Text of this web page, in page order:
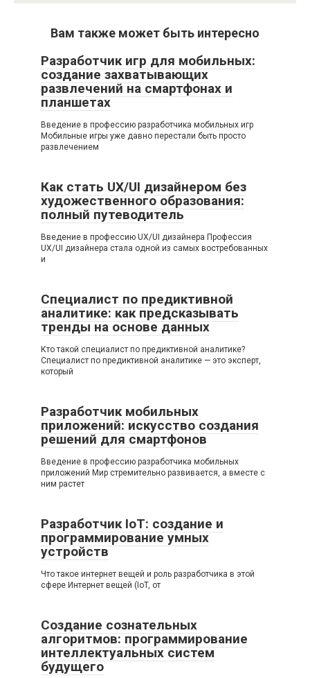
Вам также может быть интересно
Разработчик игр для мобильных:
создание захватывающих
развлечений на смартфонах и
планшетах
Введение в профессию разработчика мобильных игр
Мобильные игры уже давно перестали быть просто
развлечением
Как стать UX/UI дизайнером без
художественного образования:
полный путеводитель
Введение в профессию UX/UI дизайнера Профессия
UX/UI дизайнера стала одной из самых востребованных
и
Специалист по предиктивной
аналитике: как предсказывать
тренды на основе данных
Кто такой специалист по предиктивной аналитике?
Специалист по предиктивной аналитике — это эксперт,
который
Разработчик мобильных
приложений: искусство создания
решений для смартфонов
Введение в профессию разработчика мобильных
приложений Мир стремительно развивается, а вместе с
ним растет
Разработчик IoT: создание и
программирование умных
устройств
Что такое интернет вещей и роль разработчика в этой
сфере Интернет вещей (IoT, от
Создание сознательных
алгоритмов: программирование
интеллектуальных систем
будущего